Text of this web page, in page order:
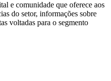
e comunidade que oferece aos
do setor, informações sobre
voltadas para o segmento